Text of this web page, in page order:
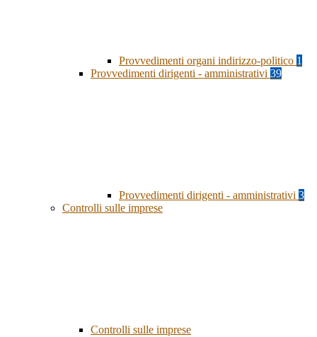
Provvedimenti organi indirizzo-politico 1
Provvedimenti dirigenti - amministrativi 39
Provvedimenti dirigenti - amministrativi 3
Controlli sulle imprese
Controlli sulle imprese